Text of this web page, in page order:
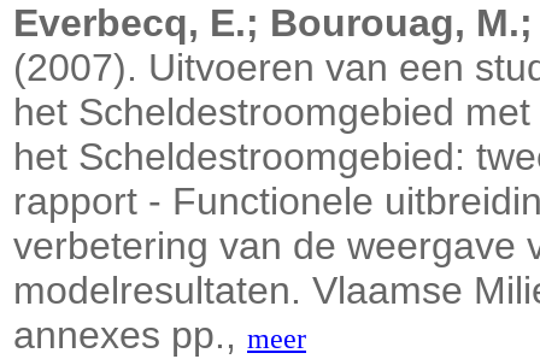
Everbecq, E.; Bourouag,
(2007). Uitvoeren van een
het Scheldestroomgebied
het Scheldestroomgebied:
rapport - Functionele
verbetering van de weergave
modelresultaten. Vlaamse
annexes pp., meer